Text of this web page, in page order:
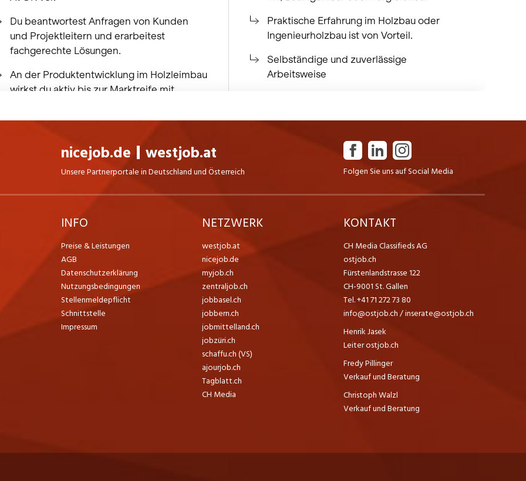
nicejob.de westjob.at
Unsere Partnerportale in Deutschland und Österreich Folgen Sie uns auf Social Media
INFO
Preise & Leistungen
AGB
Datenschutzerklärung
Nutzungsbedingungen
Stellenmeldepflicht
Schnittstelle
Impressum
NETZWERK
westjob.at
nicejob.de
myjob.ch
zentraljob.ch
jobbasel.ch
jobbern.ch
jobmittelland.ch
jobzüri.ch
schaffu.ch (VS)
ajourjob.ch
Tagblatt.ch
CH Media
KONTAKT
CH Media Classifieds AG
ostjob.ch
Fürstenlandstrasse 122
CH-9001 St. Gallen
Tel. +41 71 272 73 80
info@ostjob.ch/inserate@ostjob.ch
Henrik Jasek
Leiter ostjob.ch
Fredy Pillinger
Verkauf und Beratung
Christoph Walzl
Verkauf und Beratung